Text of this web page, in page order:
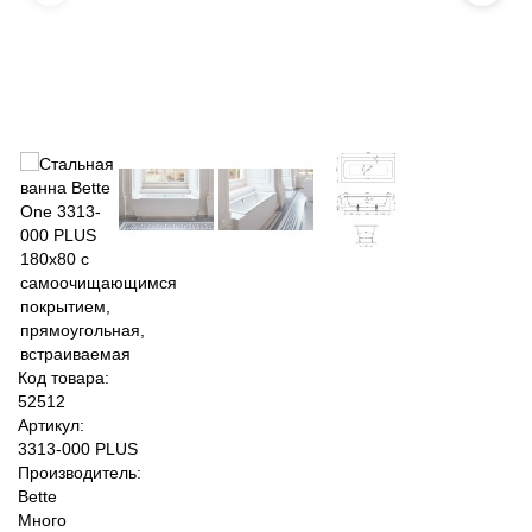
Код товара:
52512
Артикул:
3313-000 PLUS
Производитель:
Bette
Много